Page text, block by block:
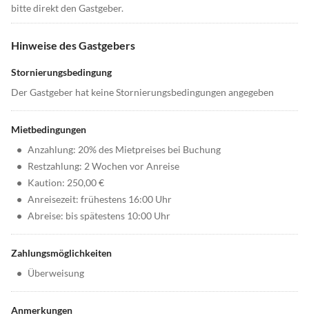
bitte direkt den Gastgeber.
Hinweise des Gastgebers
Stornierungsbedingung
Der Gastgeber hat keine Stornierungsbedingungen angegeben
Mietbedingungen
• Anzahlung: 20% des Mietpreises bei Buchung
• Restzahlung: 2 Wochen vor Anreise
• Kaution: 250,00 €
• Anreisezeit: frühestens 16:00 Uhr
• Abreise: bis spätestens 10:00 Uhr
Zahlungsmöglichkeiten
• Überweisung
Anmerkungen